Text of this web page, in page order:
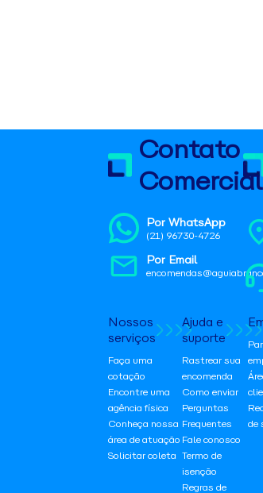
Contato
Comercial
Por WhatsApp
(21) 96730-4726
Por Email
Nossos
serviços
Faça uma
cotação
Encontre uma
agência física
Conheça nossa
área de atuação
Solicitar coleta
Ajuda e
suporte
Rastrear sua
encomenda
Como enviar
Perguntas
Frequentes
Fale conosco
Termo de
isenção
Regras de
de